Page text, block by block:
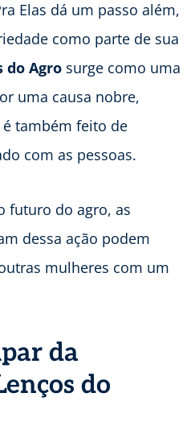
Elas dá um passo além,
como parte de sua
do Agro surge como uma
uma causa nobre,
também feito de
com as pessoas.
futuro do agro, as
dessa ação podem
mulheres com um
da
do